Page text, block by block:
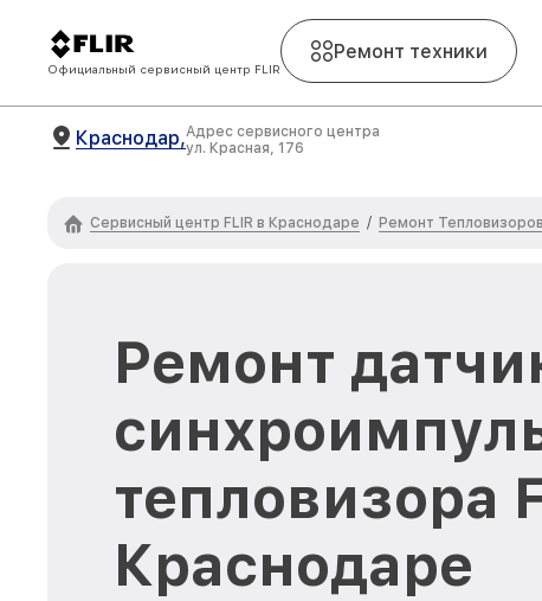
Официальный сервисный центр FLIR
Ремонт техники
Краснодар,Адрес сервисного центра
ул. Красная, 176
Сервисный центр FLIR в Краснодаре / Ремонт Тепловизоров
Ремонт
тепловизора
Краснодаре